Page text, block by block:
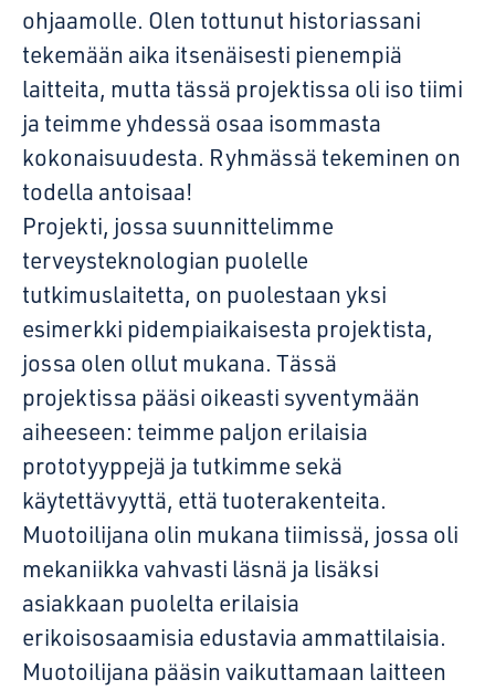
ohjaamolle. Olen tottunut historiassani
tekemään aika itsenäisesti pienempiä
laitteita, mutta tässä projektissa oli iso tiimi
ja teimme yhdessä osaa isommasta
kokonaisuudesta. Ryhmässä tekeminen on
todella antoisaa!
Projekti, jossa suunnittelimme
terveysteknologian puolelle
tutkimuslaitetta, on puolestaan yksi
esimerkki pidempiaikaisesta projektista,
jossa olen ollut mukana. Tässä
projektissa pääsi oikeasti syventymään
aiheeseen: teimme paljon erilaisia
prototyyppejä ja tutkimme sekä
käytettävyyttä, että tuoterakenteita.
Muotoilijana olin mukana tiimissä, jossa oli
mekaniikka vahvasti läsnä ja lisäksi
asiakkaan puolelta erilaisia
erikoisosaamisia edustavia ammattilaisia.
Muotoilijana pääsin vaikuttamaan laitteen